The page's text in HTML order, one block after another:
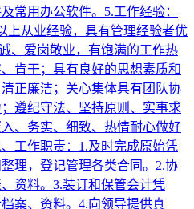
常用办公软件。5.工作经验：
上从业经验，具有管理经验者优
、爱岗敬业，有饱满的工作热
肯干；具有良好的思想素质和
正廉洁；关心集体具有团队协
遵纪守法、坚持原则、实事求
、务实、细致、热情耐心做好
工作职责：1.及时完成原始凭
理，登记管理各类合同。2.协
资料。3.装订和保管会计凭
案、资料。4.向领导提供真